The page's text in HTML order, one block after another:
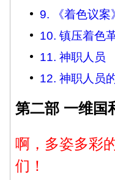
9. 《着色议案
10. 镇压着色
11. 神职人员
12. 神职人员
第二部 一维国
啊，多姿多彩
们！